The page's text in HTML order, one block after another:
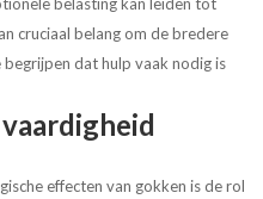
belasting kan leiden tot
cruciaal belang om de bredere
dat hulp vaak nodig is
effecten van gokken is de rol